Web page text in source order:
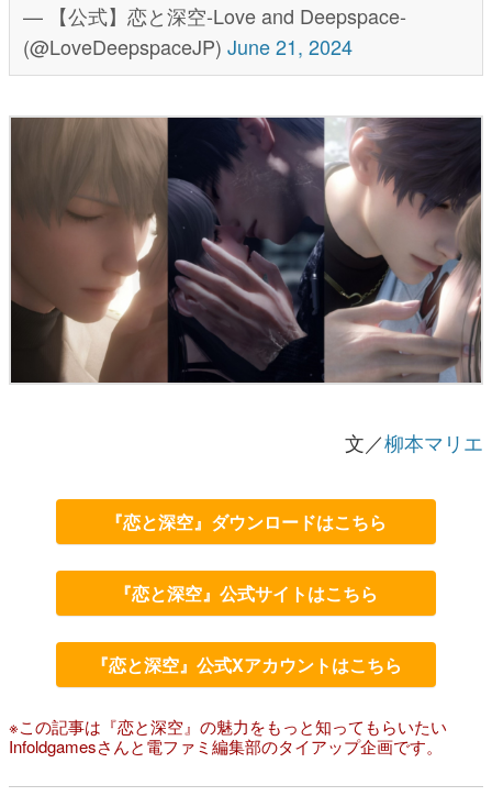
— 【公式】恋と深空-Love and Deepspace-
(@LoveDeepspaceJP) June 21, 2024
文／柳本マリエ
『恋と深空』ダウンロードはこちら
『恋と深空』公式サイトはこちら
『恋と深空』公式Xアカウントはこちら
※この記事は『恋と深空』の魅力をもっと知ってもらいたい
Infoldgamesさんと電ファミ編集部のタイアップ企画です。